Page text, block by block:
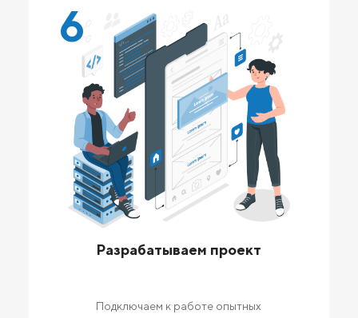
6
Разрабатываем проект
Подключаем к работе опытных